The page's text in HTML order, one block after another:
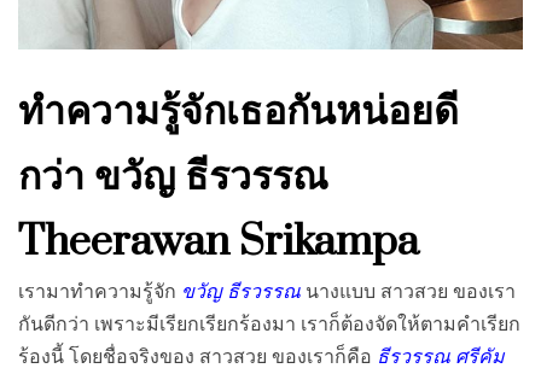
ทำความรู้จักเธอกันหน่อยดี
กว่า ขวัญ ธีรวรรณ
Theerawan Srikampa
เรามาทำความรู้จัก ขวัญ ธีรวรรณ นางแบบ สาวสวย ของเรา
กันดีกว่า เพราะมีเรียกเรียกร้องมา เราก็ต้องจัดให้ตามคำเรียก
ร้องนี้ โดยชื่อจริงของ สาวสวย ของเราก็คือ ธีรวรรณ ศรีคัม